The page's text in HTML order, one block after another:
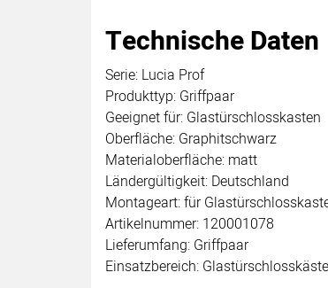
Technische Daten
Serie: Lucia Prof
Produkttyp: Griffpaar
Geeignet für: Glastürschlosskasten
Oberfläche: Graphitschwarz
Materialoberfläche: matt
Ländergültigkeit: Deutschland
Montageart: für
Artikelnummer: 120001078
Lieferumfang: Griffpaar
Einsatzbereich: